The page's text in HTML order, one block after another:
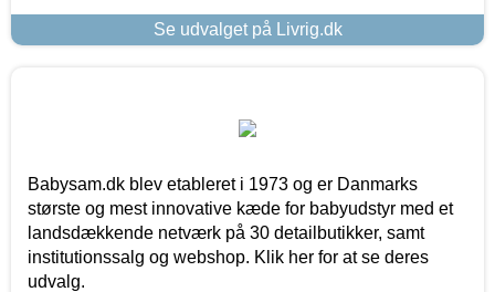
Se udvalget på Livrig.dk
Babysam.dk blev etableret i 1973 og er Danmarks
største og mest innovative kæde for babyudstyr med et
landsdækkende netværk på 30 detailbutikker, samt
institutionssalg og webshop. Klik her for at se deres
udvalg.